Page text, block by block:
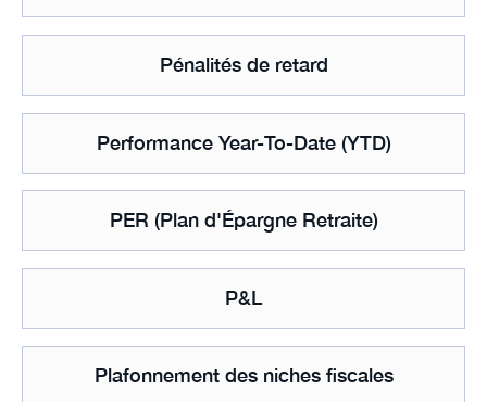
Pénalités de retard
Performance Year-To-Date (YTD)
PER (Plan d'Épargne Retraite)
P&L
Plafonnement des niches fiscales